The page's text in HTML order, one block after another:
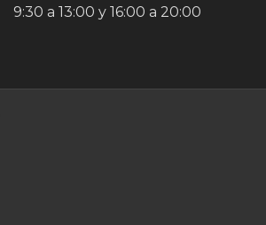
9:30 a 13:00 y 16:00 a 20:00